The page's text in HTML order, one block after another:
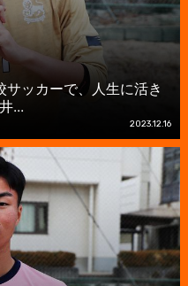
サッカーで、人生に活き
...
2023.12.16